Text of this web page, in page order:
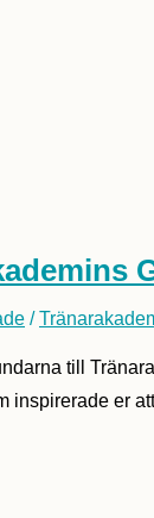
/
till
inspirerade er